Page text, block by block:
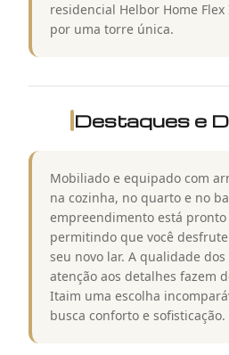
residencial Helbor Home
por uma torre única.
Destaques e
Mobiliado e equipado com
na cozinha, no quarto e no
empreendimento está pronto
permitindo que você
seu novo lar. A qualidade
atenção aos detalhes fazem
Itaim uma escolha
busca conforto e sofisticação.